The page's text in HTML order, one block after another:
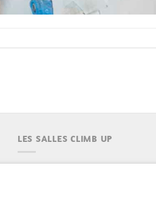
LES SALLES CLIMB UP